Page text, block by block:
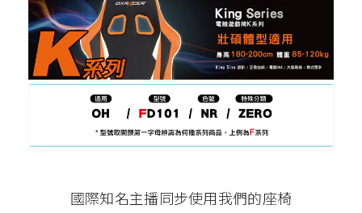
國際知名主播同步使用我們的座椅